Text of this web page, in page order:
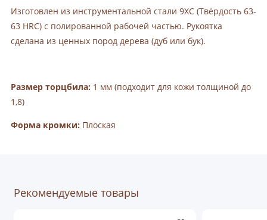
Изготовлен из инструментальной стали 9ХС (Твёрдость 63-
63 HRC) с полированной рабочей частью. Рукоятка
сделана из ценных пород дерева (дуб или бук).
Размер торцбила: 1 мм (подходит для кожи толщиной до
1,8)
Форма кромки: Плоская
Рекомендуемые товары